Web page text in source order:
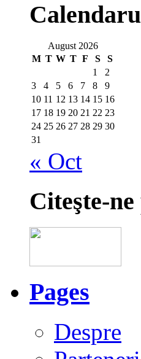
August 2026
M T W T F S
S
1
2
3
4 5 6 7 8
9
10 11 12 13 14 15 16
17 18 19 20 21 22 23
24 25 26 27 28 29 30
31
« Oct
Citeşte-
Pages
Despre